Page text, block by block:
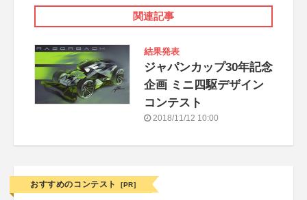
関連記事
結果発表
ジャパンカップ30年記念
企画 ミニ四駆デザイン
コンテスト
2018/11/12 10:00
おすすめのコンテスト [PR]